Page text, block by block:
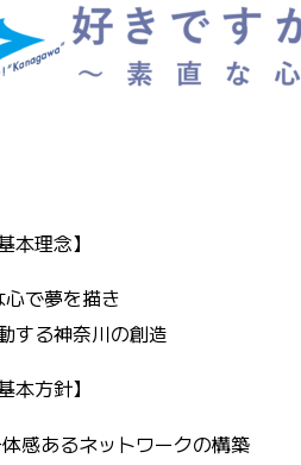
本理念】
で夢を描き
する神奈川の創造
本方針】
感あるネットワークの構築